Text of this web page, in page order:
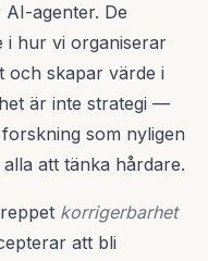
agenter. De
i hur vi organiserar
och skapar värde i
är inte strategi —
som nyligen
att tänka hårdare.
korrigerbarhet
att bli